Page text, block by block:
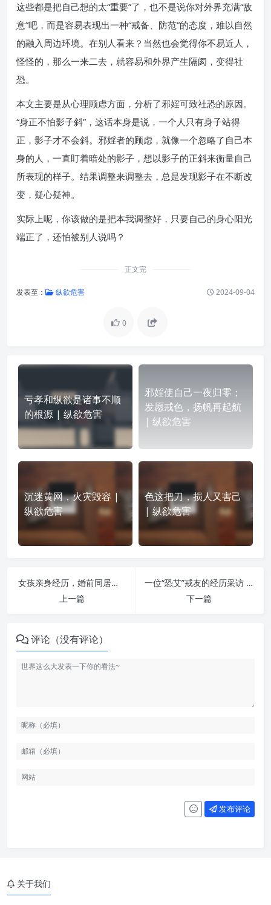
这些都是把自己想的太“重要”了，也不是说你对外界充满“敌
意”吧，而是容易表现出一种“戒备、防范”的态度，难以自然
的融入周边环境。在别人看来？当然也会觉得你不易近人，
怪怪的，那么一来二去，就容易和外界产生隔阂，变得社
恐。
本文主要是从心理顾虑方面，分析了邪婬可致社恐的原因。
“身正不怕影子斜”，这话本身是说，一个人只有身子站得
正，影子才不会斜。邪婬者的顾虑，就像一个忽略了自己本
身的人，一直盯着暗处的影子，想以影子的正斜来衡量自己
所表现的样子。结果调整来调整去，总是发现影子在不断改
变，疑心疑神。
实际上呢，你该做的是把本我调整好，只要自己的身心阳光
端正了，还怕被别人说吗？
正文完
发表至： 纵欲危害 2024-09-04
0
亏孝和纵欲是诸事不顺
的根源 | 纵欲危害
邪婬使自己一夜归零；
发愿戒色，扬帆再起航
| 纵欲危害
沉迷黄网，火灾毁容 |
纵欲危害
色这把刀，损人又害己
| 纵欲危害
女孩亲身经历，婚前同居快速折损福报 | 纵欲危害
上一篇
一位“恐艾”戒友的经历采访 | 纵欲危害
下一篇
评论（没有评论）
发布评论
关于我们